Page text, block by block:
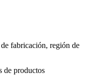
fabricación, región de
de productos